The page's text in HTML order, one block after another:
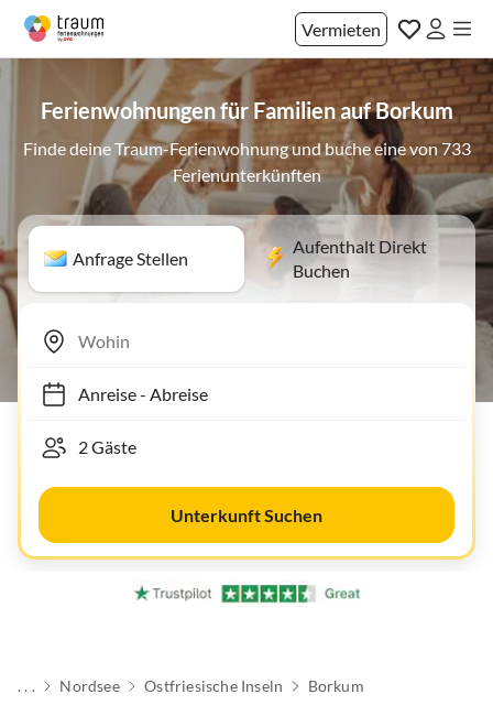
Vermieten
Ferienwohnungen für Familien auf Borkum
Finde deine Traum-Ferienwohnung und buche eine von 733
Ferienunterkünften
Anfrage Stellen
Aufenthalt Direkt
Buchen
Anreise- Abreise
Unterkunft Suchen
. . . Nordsee Ostfriesische Inseln Borkum